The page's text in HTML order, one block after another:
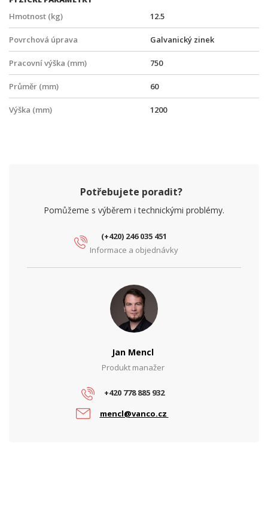
Hmotnost (kg)
12.5
Povrchová úprava Galvanický zinek
Pracovní výška (mm) 750
Průměr (mm) 60
Výška (mm) 1200
Potřebujete poradit?
Pomůžeme s výběrem i technickými problémy.
(+420) 246 035 451
Informace a objednávky
Jan Mencl
Produkt manažer
+420 778 885 932
mencl@vanco.cz